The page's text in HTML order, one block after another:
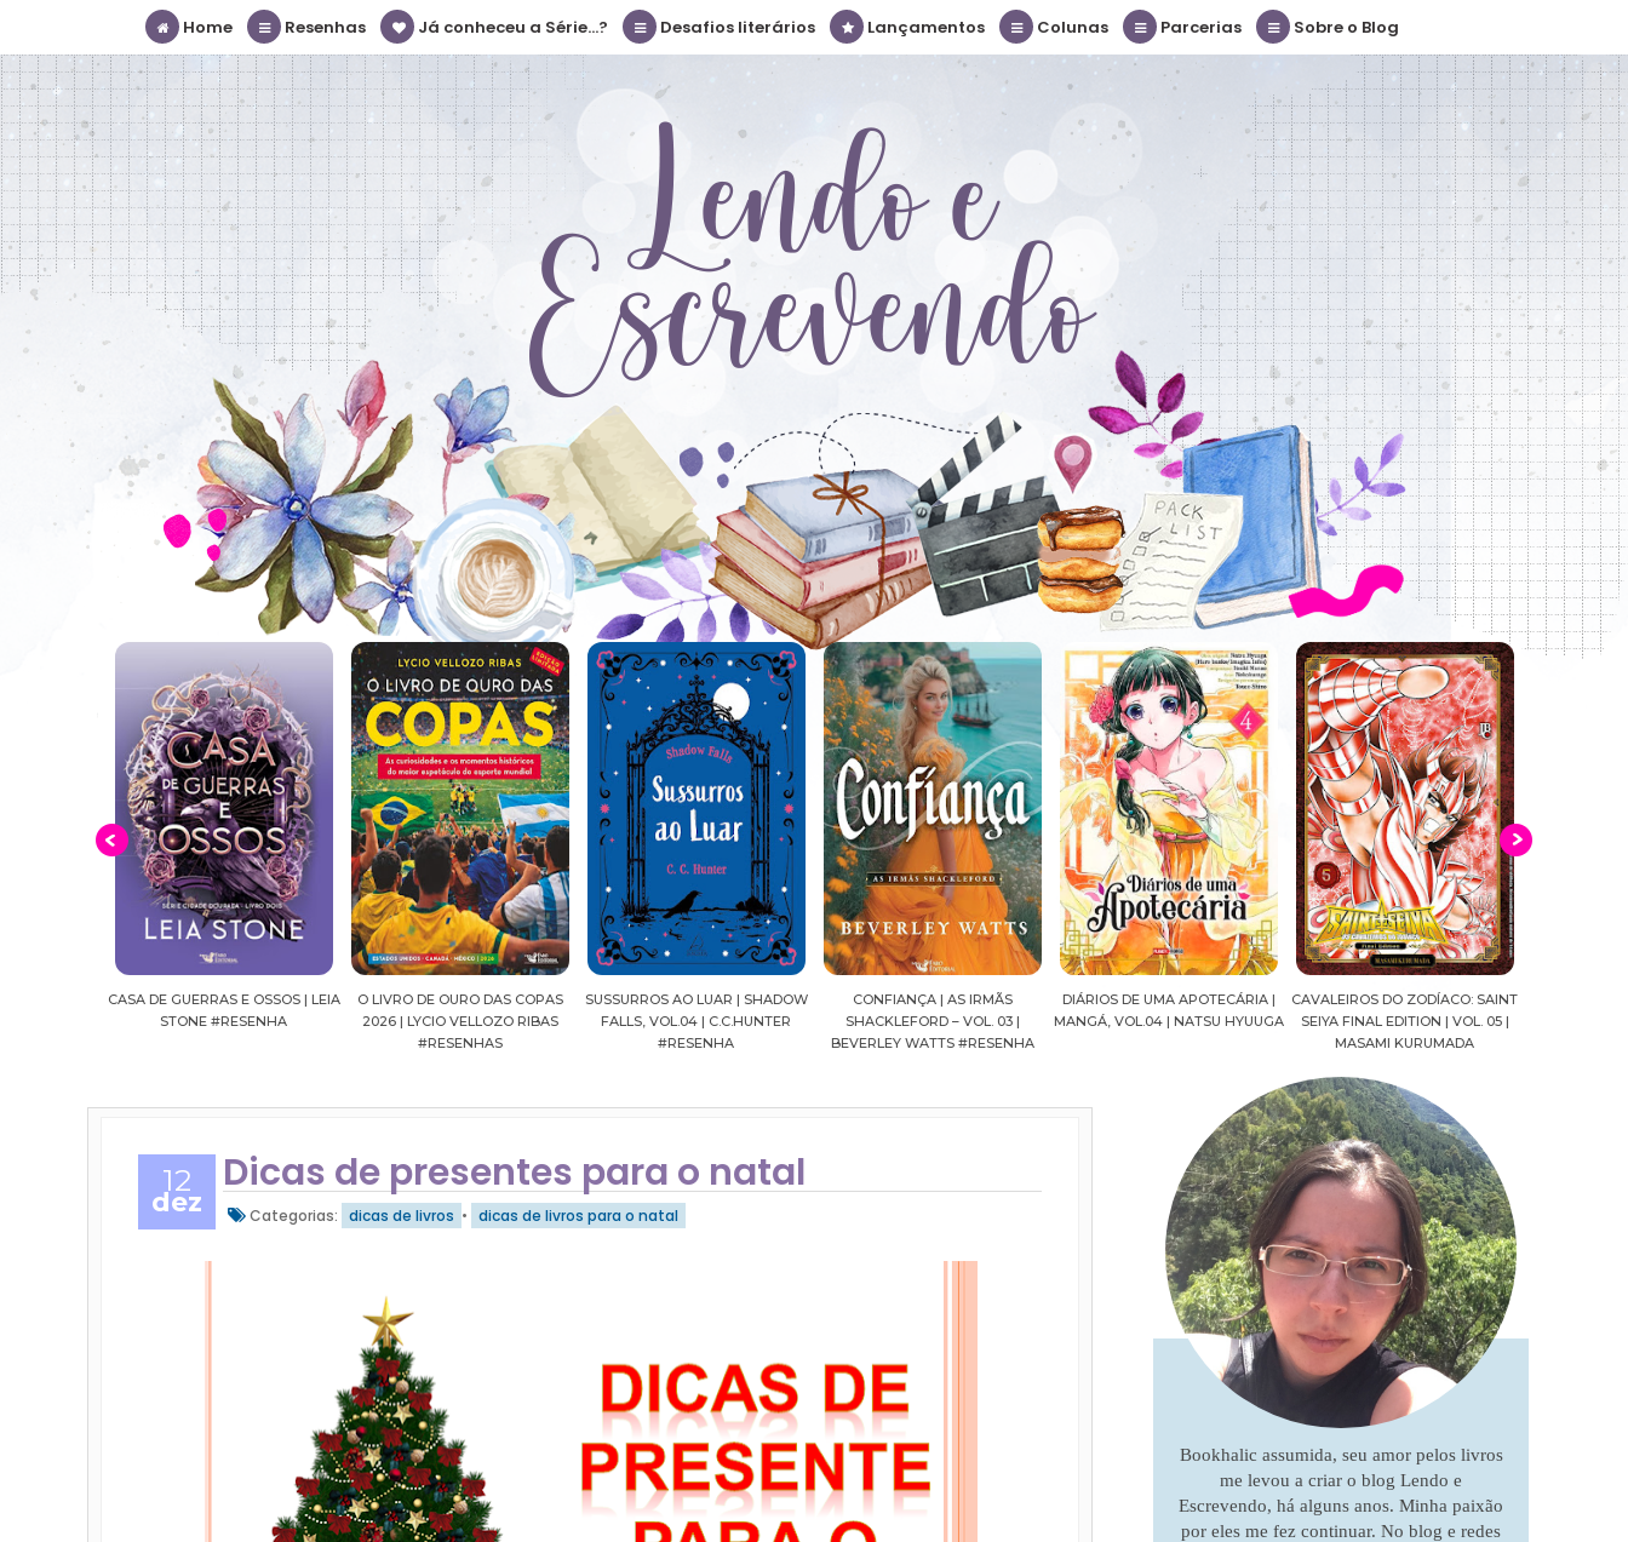
Home Resenhas Já conheceu a Série...? Desafios literários Lançamentos Colunas Parcerias Sobre o Blog
O LIVRO DE OURO DAS COPAS
2026 | LYCIO VELLOZO RIBAS
SUSSURROS AO LUAR | SHADOW
FALLS, VOL.04 | C.C.HUNTER
#RESENHA
CONFIANÇA | AS IRMÃS
SHACKLEFORD – VOL. 03 |
BEVERLEY WATTS #RESENHA
DIÁRIOS DE UMA APOTECÁRIA |
MANGÁ, VOL.04 | NATSU HYUUGA
CAVALEIROS DO ZODÍACO: SAINT
SEIYA FINAL EDITION | VOL. 05 |
CROWN OF WAR AND SHADOW |
J.R.WARD #RESENHA
12
dez
Dicas de presentes para o natal
Categorias: dicas de livros • dicas de livros para o natal
Bookhalic assumida, seu amor pelos livros
me levou a criar o blog Lendo e
Escrevendo, há alguns anos. Minha paixão
por eles me fez continuar. No blog e redes